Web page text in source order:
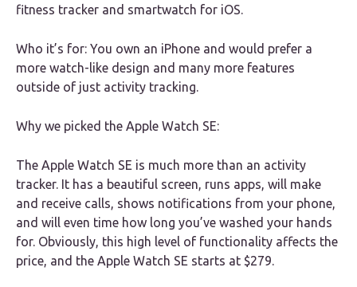
fitness tracker and smartwatch for iOS.
Who it’s for: You own an iPhone and would prefer a
more watch-like design and many more features
outside of just activity tracking.
Why we picked the Apple Watch SE:
The Apple Watch SE is much more than an activity
tracker. It has a beautiful screen, runs apps, will make
and receive calls, shows notifications from your phone,
and will even time how long you’ve washed your hands
for. Obviously, this high level of functionality affects the
price, and the Apple Watch SE starts at $279.